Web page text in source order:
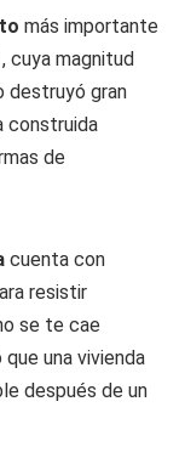
más importante
cuya magnitud
destruyó gran
construida
de
cuenta con
resistir
se te cae
una vivienda
después de un